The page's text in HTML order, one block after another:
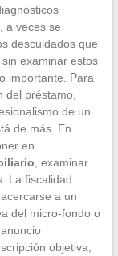
a veces se
descuidados que
examinar estos
importante. Para
del préstamo,
de un
de más. En
en
, examinar
La fiscalidad
a un
del micro-fondo o
objetiva,